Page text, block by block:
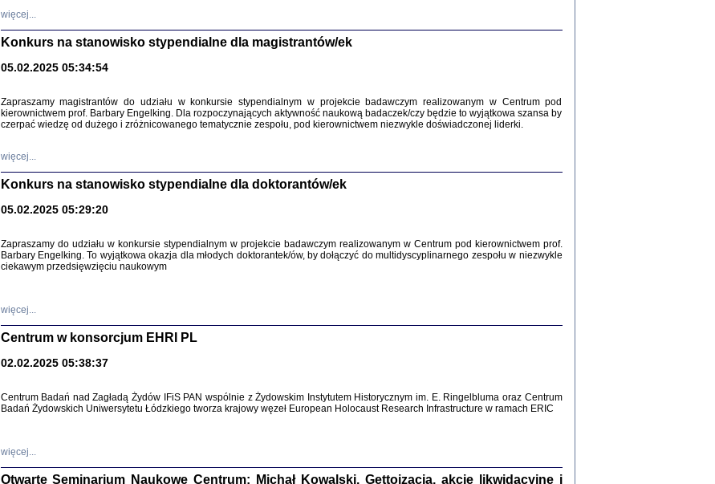
Pisma Kopla i Mirki Piżyców o życiu w getcie i okupowanej
Warszawie
Warszawa 2016
SZCZĘŚCIE JEST POSIADAĆ DOM POD ZIEMIĄ ...
więcej...
Konkurs na stanowisko stypendialne dla magistrantów/ek
05.02.2025 05:34:54
Zapraszamy magistrantów do udziału w konkursie stypendialnym w projekcie badawczym realizowanym w Centrum pod
kierownictwem prof. Barbary Engelking. Dla rozpoczynających aktywność naukową badaczek/czy będzie to wyjątkowa szansa by
czerpać wiedzę od dużego i zróżnicowanego tematycznie zespołu, pod kierownictwem niezwykle doświadczonej liderki.
więcej...
Konkurs na stanowisko stypendialne dla doktorantów/ek
05.02.2025 05:29:20
Zapraszamy do udziału w konkursie stypendialnym w projekcie badawczym realizowanym w Centrum pod kierownictwem prof.
Barbary Engelking. To wyjątkowa okazja dla młodych doktorantek/ów, by dołączyć do multidyscyplinarnego zespołu w niezwykle
ciekawym przedsięwzięciu naukowym
więcej...
Centrum w konsorcjum EHRI PL
02.02.2025 05:38:37
Centrum Badań nad Zagładą Żydów IFiS PAN wspólnie z Żydowskim Instytutem Historycznym im. E. Ringelbluma oraz Centrum
Badań Żydowskich Uniwersytetu Łódzkiego tworza krajowy węzeł European Holocaust Research Infrastructure w ramach ERIC
więcej...
Otwarte Seminarium Naukowe Centrum: Michał Kowalski, Gettoizacja, akcje likwidacyjne i